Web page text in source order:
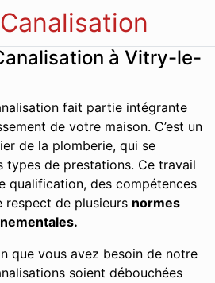
à Vitry-le-
fait partie intégrante
de votre maison. C’est un
de la plomberie, qui se
types de prestations. Ce travail
qualification, des compétences
respect de plusieurs normes
que vous avez besoin de notre
soient débouchées